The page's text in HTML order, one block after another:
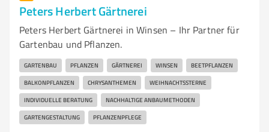
Peters Herbert Gärtnerei
Peters Herbert Gärtnerei in Winsen – Ihr Partner für
Gartenbau und Pflanzen.
GARTENBAU PFLANZEN GÄRTNEREI WINSEN BEETPFLANZEN
BALKONPFLANZEN CHRYSANTHEMEN WEIHNACHTSSTERNE
INDIVIDUELLE BERATUNG NACHHALTIGE ANBAUMETHODEN
GARTENGESTALTUNG PFLANZENPFLEGE